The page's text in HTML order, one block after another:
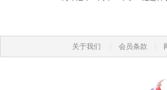
关于我们 会员条款